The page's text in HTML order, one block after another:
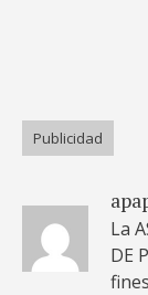
Publicidad
La
DE